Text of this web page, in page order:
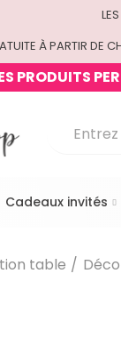
À PARTIR DE
PRODUITS
Cadeaux invités
table